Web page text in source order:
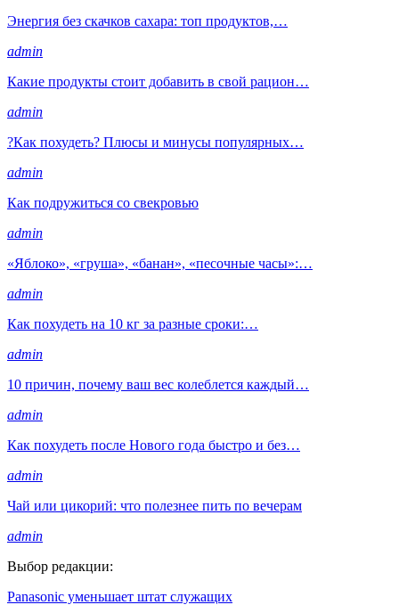
Энергия без скачков сахара: топ продуктов,…
admin
Какие продукты стоит добавить в свой рацион…
admin
?Как похудеть? Плюсы и минусы популярных…
admin
Как подружиться со свекровью
admin
«Яблоко», «груша», «банан», «песочные часы»:…
admin
Как похудеть на 10 кг за разные сроки:…
admin
10 причин, почему ваш вес колеблется каждый…
admin
Как похудеть после Нового года быстро и без…
admin
Чай или цикорий: что полезнее пить по вечерам
admin
Выбор редакции:
Panasonic уменьшает штат служащих